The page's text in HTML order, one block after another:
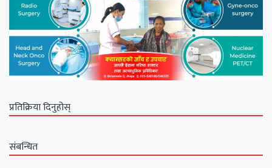
प्रतिक्रिया दिनुहोस्
संबन्धित